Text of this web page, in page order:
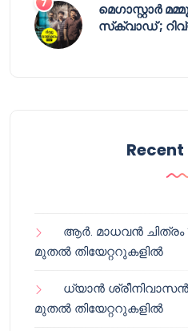
മെഗാസ്റ്റാർ
സ്‌ക്വാഡ് ;
Recent
ആർ. മാധവൻ ചിത്രം
മുതൽ തിയേറ്ററുകളിൽ
ധ്യാൻ ശ്രീനിവാസൻ
മുതൽ തിയേറ്ററുകളിൽ